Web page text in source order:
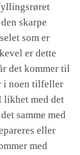
skarpe
som er
er dette
det kommer til
i noen tilfeller
likhet med det
samme med
eller
med